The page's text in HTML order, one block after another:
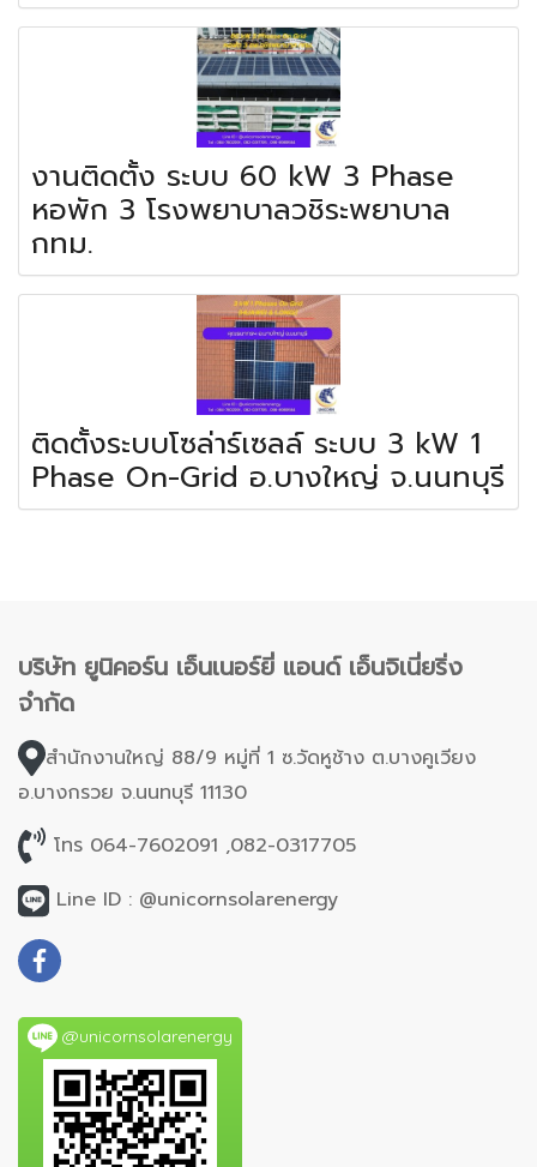
งานติดตั้ง ระบบ 60 kW 3 Phase
หอพัก 3 โรงพยาบาลวชิระพยาบาล
กทม.
ติดตั้งระบบโซล่าร์เซลล์ ระบบ 3 kW 1
Phase On-Grid อ.บางใหญ่ จ.นนทบุรี
บริษัท ยูนิคอร์น เอ็นเนอร์ยี่ แอนด์ เอ็นจิเนี่ยริ่ง
จำกัด
สำนักงานใหญ่ 88/9 หมู่ที่ 1 ซ.วัดหูช้าง ต.บางคูเวียง
อ.บางกรวย จ.นนทบุรี 11130
โทร 064-7602091 ,082-0317705
Line ID : @unicornsolarenergy
@unicornsolarenergy